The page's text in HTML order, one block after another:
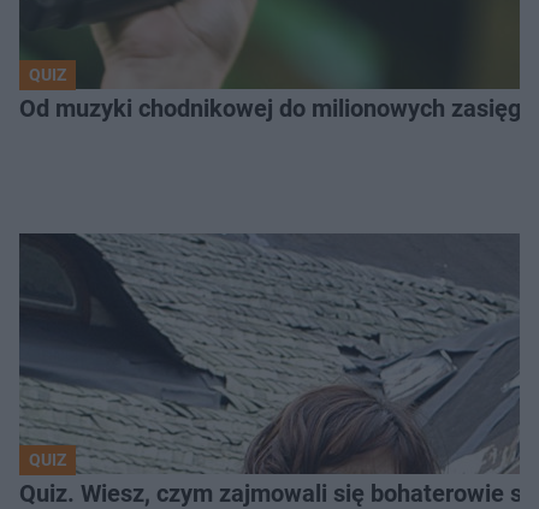
QUIZ
Od muzyki chodnikowej do milionowych
QUIZ
Quiz. Wiesz, czym zajmowali się bohaterowie